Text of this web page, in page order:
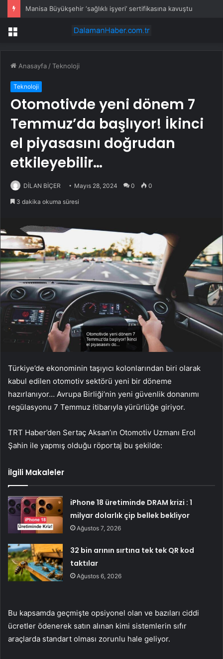
Manisa Büyükşehir ‘sağlıklı işyeri’ sertifikasına kavuştu
Menü
Anasayfa /Teknoloji
Teknoloji
Otomotivde yeni dönem 7
Temmuz’da başlıyor! İkinci
el piyasasını doğrudan
etkileyebilir…
DİLAN BİÇER Mayıs 28, 2024 0 0
3 dakika okuma süresi
Türkiye’de ekonominin taşıyıcı kolonlarından biri olarak
kabul edilen otomotiv sektörü yeni bir döneme
hazırlanıyor… Avrupa Birliği’nin yeni güvenlik donanımı
regülasyonu 7 Temmuz itibarıyla yürürlüğe giriyor.
TRT Haber’den Sertaç Aksan’ın Otomotiv Uzmanı Erol
Şahin ile yapmış olduğu röportaj bu şekilde:
İlgili Makaleler
iPhone 18 üretiminde DRAM krizi : 1
milyar dolarlık çip bellek bekliyor
Ağustos 7, 2026
32 bin arının sırtına tek tek QR kod
taktılar
Ağustos 6, 2026
Bu kapsamda geçmişte opsiyonel olan ve bazıları ciddi
ücretler ödenerek satın alınan kimi sistemlerin sıfır
araçlarda standart olması zorunlu hale geliyor.